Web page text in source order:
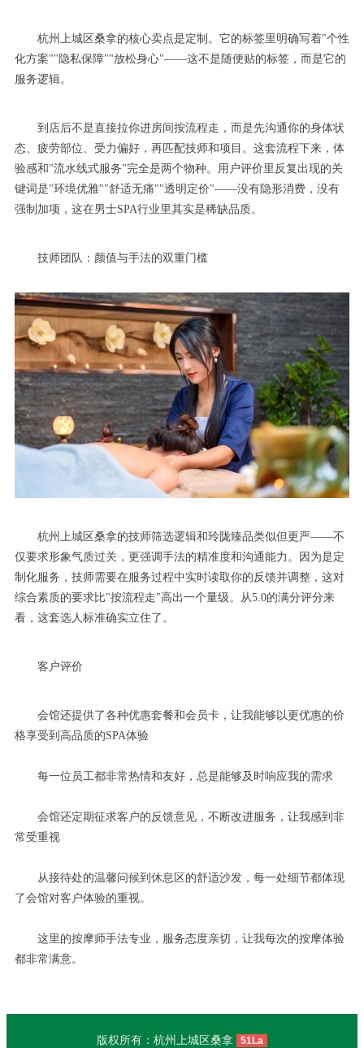
杭州上城区桑拿的核心卖点是定制。它的标签里明确写着"个性
化方案""隐私保障""放松身心"——这不是随便贴的标签，而是它的
服务逻辑。
到店后不是直接拉你进房间按流程走，而是先沟通你的身体状
态、疲劳部位、受力偏好，再匹配技师和项目。这套流程下来，体
验感和"流水线式服务"完全是两个物种。用户评价里反复出现的关
键词是"环境优雅""舒适无痛""透明定价"——没有隐形消费，没有
强制加项，这在男士SPA行业里其实是稀缺品质。
技师团队：颜值与手法的双重门槛
杭州上城区桑拿的技师筛选逻辑和玲陇臻品类似但更严——不
仅要求形象气质过关，更强调手法的精准度和沟通能力。因为是定
制化服务，技师需要在服务过程中实时读取你的反馈并调整，这对
综合素质的要求比"按流程走"高出一个量级。从5.0的满分评分来
看，这套选人标准确实立住了。
客户评价
会馆还提供了各种优惠套餐和会员卡，让我能够以更优惠的价
格享受到高品质的SPA体验
每一位员工都非常热情和友好，总是能够及时响应我的需求
会馆还定期征求客户的反馈意见，不断改进服务，让我感到非
常受重视
从接待处的温馨问候到休息区的舒适沙发，每一处细节都体现
了会馆对客户体验的重视。
这里的按摩师手法专业，服务态度亲切，让我每次的按摩体验
都非常满意。
版权所有：杭州上城区桑拿 51La